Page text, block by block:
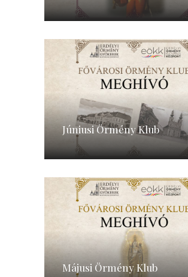
Júniusi Örmény Klub
Májusi Örmény Klub